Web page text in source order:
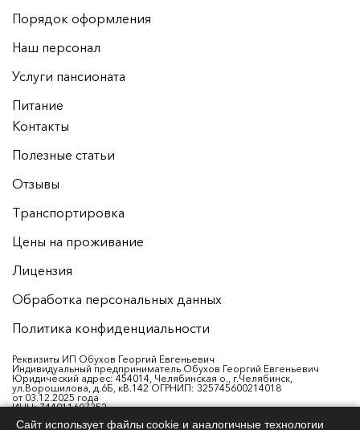
Порядок оформления
Наш персонал
Услуги пансионата
Питание
Контакты
Полезные статьи
Отзывы
Транспортировка
Цены на проживание
Лицензия
Обработка персональных данных
Политика конфиденциальности
Реквизиты ИП Обухов Георгий Евгеньевич
Индивидуальный предприниматель Обухов Георгий Евгеньевич
Юридический адрес: 454014, Челябинская о., г.Челябинск,
ул.Ворошилова, д.6Б, кВ.142 ОГРНИП: 325745600214018
от 03.12.2025 года
ИНН: 744911607352
Банк: ФИЛИАЛ «ЕКАТЕРИНБУРГСКИЙ» АО «АЛЬФА-БАНК»
Сайт использует файлы cookie и аналогичные технологии